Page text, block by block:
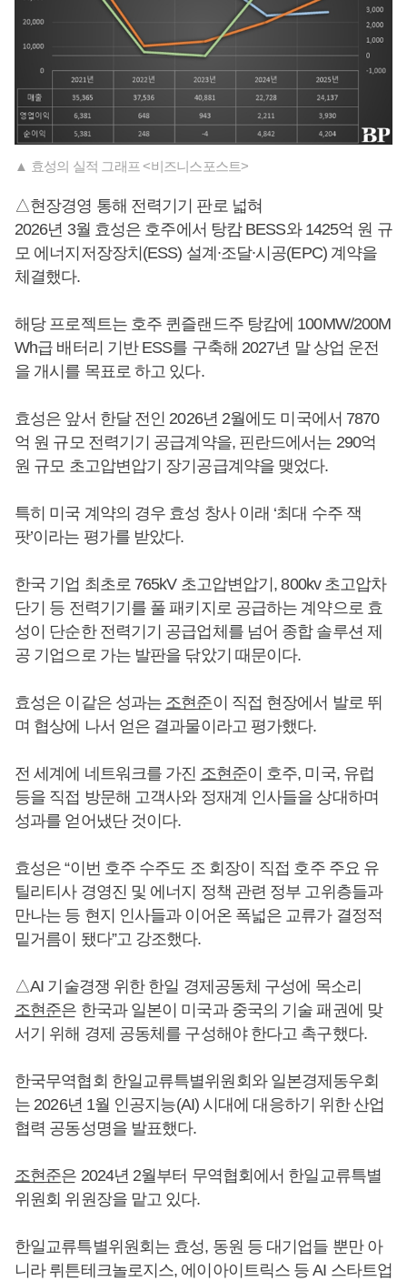
▲ 효성의 실적 그래프 <비즈니스포스트>
△현장경영 통해 전력기기 판로 넓혀
2026년 3월 효성은 호주에서 탕캄 BESS와 1425억 원 규
모 에너지저장장치(ESS) 설계∙조달∙시공(EPC) 계약을
체결했다.
해당 프로젝트는 호주 퀸즐랜드주 탕캄에 100MW/200M
Wh급 배터리 기반 ESS를 구축해 2027년 말 상업 운전
을 개시를 목표로 하고 있다.
효성은 앞서 한달 전인 2026년 2월에도 미국에서 7870
억 원 규모 전력기기 공급계약을, 핀란드에서는 290억
원 규모 초고압변압기 장기공급계약을 맺었다.
특히 미국 계약의 경우 효성 창사 이래 ‘최대 수주 잭
팟’이라는 평가를 받았다.
한국 기업 최초로 765kV 초고압변압기, 800kv 초고압차
단기 등 전력기기를 풀 패키지로 공급하는 계약으로 효
성이 단순한 전력기기 공급업체를 넘어 종합 솔루션 제
공 기업으로 가는 발판을 닦았기 때문이다.
효성은 이같은 성과는 조현준이 직접 현장에서 발로 뛰
며 협상에 나서 얻은 결과물이라고 평가했다.
전 세계에 네트워크를 가진 조현준이 호주, 미국, 유럽
등을 직접 방문해 고객사와 정재계 인사들을 상대하며
성과를 얻어냈단 것이다.
효성은 “이번 호주 수주도 조 회장이 직접 호주 주요 유
틸리티사 경영진 및 에너지 정책 관련 정부 고위층들과
만나는 등 현지 인사들과 이어온 폭넓은 교류가 결정적
밑거름이 됐다”고 강조했다.
△AI 기술경쟁 위한 한일 경제공동체 구성에 목소리
조현준은 한국과 일본이 미국과 중국의 기술 패권에 맞
서기 위해 경제 공동체를 구성해야 한다고 촉구했다.
한국무역협회 한일교류특별위원회와 일본경제동우회
는 2026년 1월 인공지능(AI) 시대에 대응하기 위한 산업
협력 공동성명을 발표했다.
조현준은 2024년 2월부터 무역협회에서 한일교류특별
위원회 위원장을 맡고 있다.
한일교류특별위원회는 효성, 동원 등 대기업들 뿐만 아
니라 뤼튼테크놀로지스, 에이아이트릭스 등 AI 스타트업